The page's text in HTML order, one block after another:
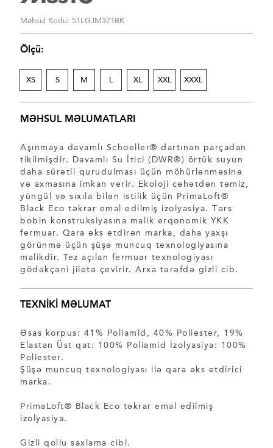
Məhsul Kodu: 51LGJM371BK
Ölçü:
XS S M XL XXL XXXL
MƏHSUL MƏLUMATLARI
Aşınmaya davamlı Schoeller® dartınan parçadan
tikilmişdir. Davamlı Su İtici (DWR®) örtük suyun
daha sürətli qurudulması üçün möhürlənməsinə
və axmasına imkan verir. Ekoloji cəhətdən təmiz,
yüngül və sıxıla bilən istilik üçün PrimaLoft®
Black Eco təkrar emal edilmiş izolyasiya. Tərs
bobin konstruksiyasına malik erqonomik YKK
fermuar. Qara əks etdirən marka, daha yaxşı
görünmə üçün şüşə muncuq texnologiyasına
malikdir. Tez açılan fermuar texnologiyası
gödəkçəni jiletə çevirir. Arxa tərəfdə gizli cib.
TEXNİKİ MƏLUMAT
Əsas korpus: 41% Poliamid, 40% Poliester, 19%
Elastan Üst qat: 100% Poliamid İzolyasiya: 100%
Poliester.
Şüşə muncuq texnologiyası ilə qara əks etdirici
marka.
PrimaLoft® Black Eco təkrar emal edilmiş
izolyasiya.
Gizli qollu saxlama cibi.